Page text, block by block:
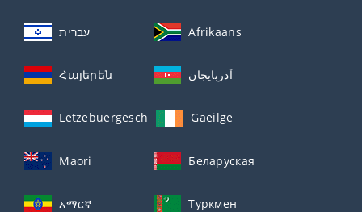
עברית Afrikaans
Հայերեն آذربايجان
Lëtzebuergesch Gaeilge
Maori Беларуская
አማርኛ Туркмен